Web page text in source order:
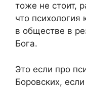
тоже не стоит,
что
в обществе в
Бога.
Это если про
Боровских,